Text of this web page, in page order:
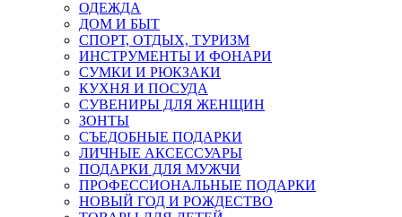
ОДЕЖДА
ДОМ И БЫТ
СПОРТ, ОТДЫХ, ТУРИЗМ
ИНСТРУМЕНТЫ И ФОНАРИ
СУМКИ И РЮКЗАКИ
КУХНЯ И ПОСУДА
СУВЕНИРЫ ДЛЯ ЖЕНЩИН
ЗОНТЫ
СЪЕДОБНЫЕ ПОДАРКИ
ЛИЧНЫЕ АКСЕССУАРЫ
ПОДАРКИ ДЛЯ МУЖЧИ
ПРОФЕССИОНАЛЬНЫЕ ПОДАРКИ
НОВЫЙ ГОД И РОЖДЕСТВО